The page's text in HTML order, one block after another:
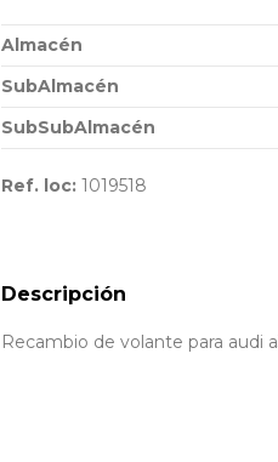
Almacén
SubAlmacén
SubSubAlmacén
Ref. loc: 1019518
Descripción
Recambio de volante para audi